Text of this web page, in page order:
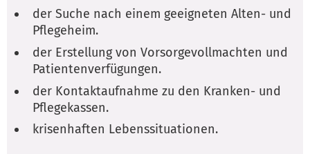
der Suche nach einem geeigneten Alten- und
Pflegeheim.
der Erstellung von Vorsorgevollmachten und
Patientenverfügungen.
der Kontaktaufnahme zu den Kranken- und
Pflegekassen.
krisenhaften Lebenssituationen.